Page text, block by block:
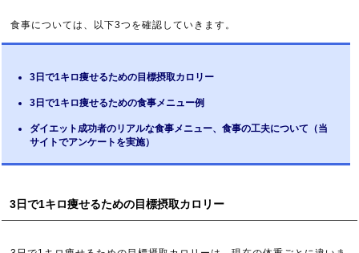
食事については、以下3つを確認していきます。
3日で1キロ痩せるための目標摂取カロリー
3日で1キロ痩せるための食事メニュー例
ダイエット成功者のリアルな食事メニュー、食事の工夫について（当
サイトでアンケートを実施）
3日で1キロ痩せるための目標摂取カロリー